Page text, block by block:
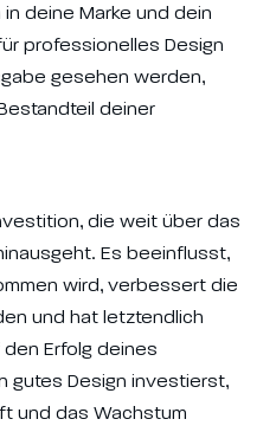
deine Marke und dein
professionelles Design
gesehen werden,
deiner
die weit über das
Es beeinflusst,
wird, verbessert die
und hat letztendlich
Erfolg deines
gutes Design investierst,
und das Wachstum